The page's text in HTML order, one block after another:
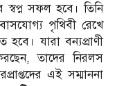
সফল হবে। তিনি
পৃথিবী রেখে
যারা বন্যপ্রাণী
তাদের নিরলস
এই সম্মাননা